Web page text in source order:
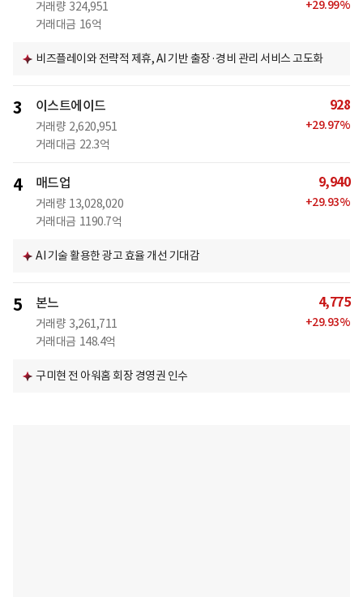
거래량 324,951
거래대금 16억
+29.99%
비즈플레이와 전략적 제휴, AI 기반 출장·경비 관리 서비스 고도화
3 이스트에이드
거래량 2,620,951
거래대금 22.3억
928
+29.97%
4 매드업
거래량 13,028,020
거래대금 1190.7억
9,940
+29.93%
AI 기술 활용한 광고 효율 개선 기대감
5 본느
거래량 3,261,711
거래대금 148.4억
4,775
+29.93%
구미현 전 아워홈 회장 경영권 인수